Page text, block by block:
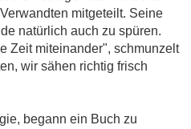
mitgeteilt. Seine
natürlich auch zu spüren.
Zeit miteinander", schmunzelt
wir sähen richtig frisch
begann ein Buch zu